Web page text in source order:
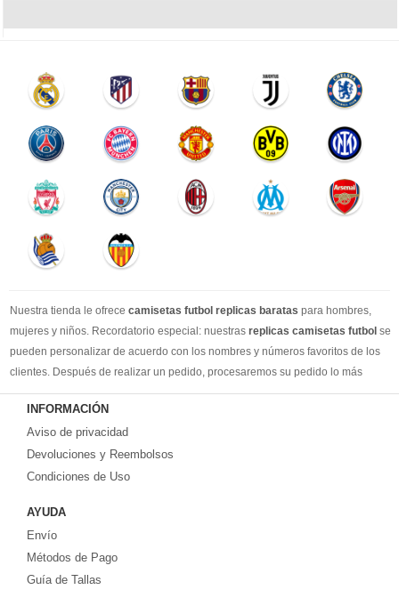
Nuestra tienda le ofrece camisetas futbol replicas baratas para hombres,
mujeres y niños. Recordatorio especial: nuestras replicas camisetas futbol se
pueden personalizar de acuerdo con los nombres y números favoritos de los
clientes. Después de realizar un pedido, procesaremos su pedido lo más
rápido posible, para que pueda recibir su camisetas de fútbol favorita cuando
la necesite. DHL / EMS / China Post y otro expreso, puede elegir libremente.
Llevamos más de 10 años comprometidos con esta industria, con una línea de
producción estable, un sólido equipo de servicio al cliente y una gran cantidad
de los clientes más leales. Tenemos suficiente experiencia para satisfacer tus
Prometemos a cada cliente:
1-Precio más bajo en toda la red, seguro de calidad
2-100% Método de pago seguro.
3-Cada uno de nuestros paquetes se enviará al número de seguimiento de
INFORMACIÓN
Aviso de privacidad
Devoluciones y Reembolsos
Condiciones de Uso
AYUDA
Envío
Métodos de Pago
Guía de Tallas